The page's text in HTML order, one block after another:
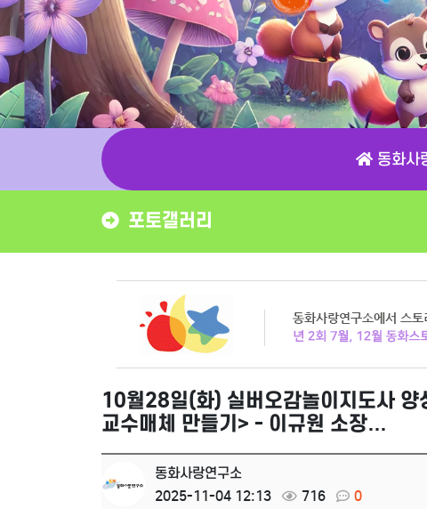
동화사
포토갤러리
10월28일(화) 실버오감놀이지도사
교수매체 만들기> - 이규원 소장…
동화사랑연구소
2025-11-04 12:13
716 0